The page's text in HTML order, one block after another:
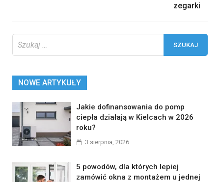
zegarki
NOWE ARTYKUŁY
Jakie dofinansowania do pomp
ciepła działają w Kielcach w 2026
roku?
3 sierpnia, 2026
5 powodów, dla których lepiej
zamówić okna z montażem u jednej